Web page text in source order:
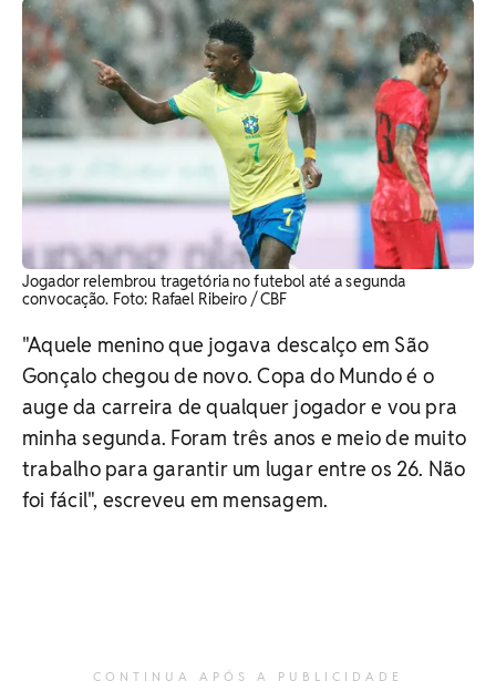
Jogador relembrou tragetória no futebol até a segunda
convocação. Foto: Rafael Ribeiro / CBF
"Aquele menino que jogava descalço em São
Gonçalo chegou de novo. Copa do Mundo é o
auge da carreira de qualquer jogador e vou pra
minha segunda. Foram três anos e meio de muito
trabalho para garantir um lugar entre os 26. Não
foi fácil", escreveu em mensagem.
CONTINUA APÓS A PUBLICIDADE